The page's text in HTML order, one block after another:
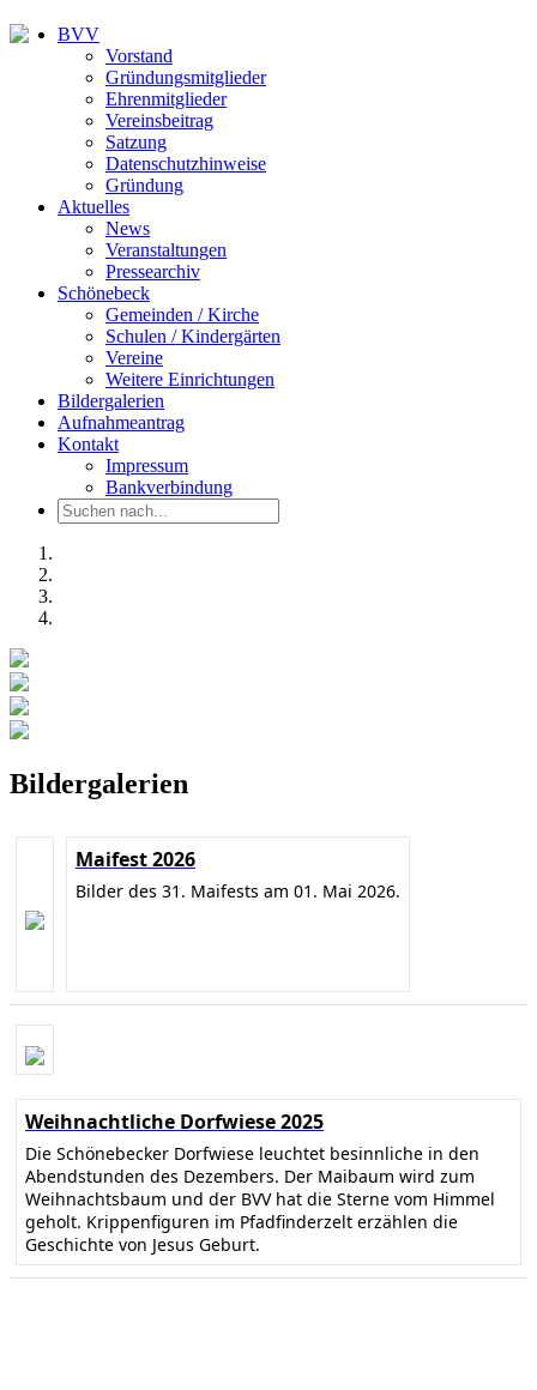
BVV
Vorstand
Gründungsmitglieder
Ehrenmitglieder
Vereinsbeitrag
Satzung
Datenschutzhinweise
Gründung
Aktuelles
News
Veranstaltungen
Pressearchiv
Schönebeck
Gemeinden / Kirche
Schulen / Kindergärten
Vereine
Weitere Einrichtungen
Bildergalerien
Aufnahmeantrag
Kontakt
Impressum
Bankverbindung
Bildergalerien
Maifest 2026
Bilder des 31. Maifests am 01. Mai 2026.
Weihnachtliche Dorfwiese 2025
Die Schönebecker Dorfwiese leuchtet besinnliche in den
Abendstunden des Dezembers. Der Maibaum wird zum
Weihnachtsbaum und der BVV hat die Sterne vom Himmel
geholt. Krippenfiguren im Pfadfinderzelt erzählen die
Geschichte von Jesus Geburt.